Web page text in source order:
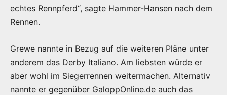
echtes Rennpferd“, sagte Hammer-Hansen nach dem
Rennen.
Grewe nannte in Bezug auf die weiteren Pläne unter
anderem das Derby Italiano. Am liebsten würde er
aber wohl im Siegerrennen weitermachen. Alternativ
nannte er gegenüber GaloppOnline.de auch das